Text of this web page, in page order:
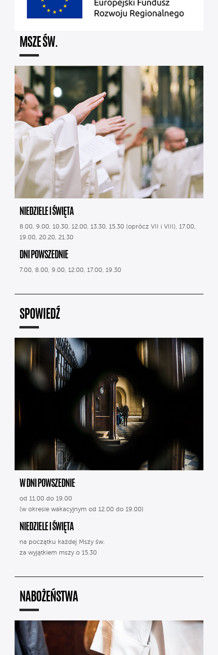
MSZE ŚW.
NIEDZIELE I ŚWIĘTA
8.00, 9.00, 10.30, 12.00, 13.30, 15.30 (oprócz VII i VIII), 17.00,
19.00, 20.20, 21.30
DNI POWSZEDNIE
7.00, 8.00, 9.00, 12.00, 17.00, 19.30
SPOWIEDŹ
W DNI POWSZEDNIE
od 11.00 do 19.00
(w okresie wakacyjnym od 12.00 do 19.00)
NIEDZIELE I ŚWIĘTA
na początku każdej Mszy św.
za wyjątkiem mszy o 15.30
NABOŻEŃSTWA